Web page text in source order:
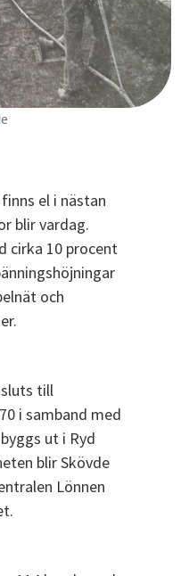
el i nästan
blir vardag.
cirka 10 procent
och
till
i samband med
ut i Ryd
blir Skövde
Lönnen